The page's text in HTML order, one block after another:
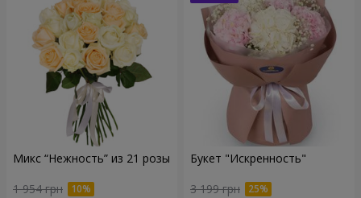
Микс “Нежность” из 21 розы
1 954 грн
Букет "Искренность"
3 199 грн